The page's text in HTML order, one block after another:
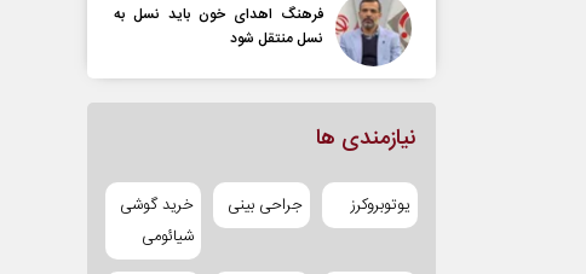
فرهنگ اهدای خون باید نسل به
نسل منتقل شود
نیازمندی ها
یوتوبروکرز جراحی بینی
خرید گوشی
شیائومی